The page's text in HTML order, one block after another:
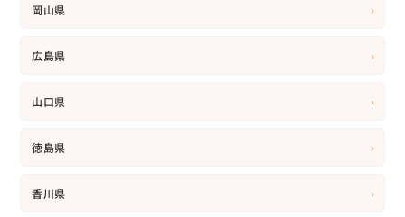
岡山県 ›
広島県 ›
山口県 ›
徳島県 ›
香川県 ›